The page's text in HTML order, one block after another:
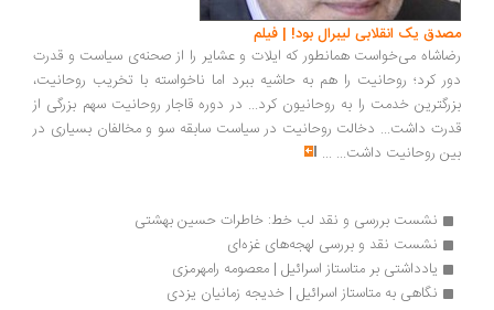
مصدق یک انقلابی لیبرال بود! | فیلم
رضاشاه می‌خواست همانطور که ایلات و عشایر را از صحنه‌ی سیاست و قدرت
دور کرد؛ روحانیت را هم به حاشیه ببرد اما ناخواسته با تخریب روحانیت،
بزرگترین خدمت را به روحانیون کرد... در دوره قاجار روحانیت سهم بزرگی از
قدرت داشت... دخالت روحانیت در سیاست سابقه سو و مخالفان بسیاری در
بین روحانیت داشت... ...
نشست بررسی و نقد لب خط: خاطرات حسین بهشتی
نشست نقد و بررسی لهجه‌های غزه‌ای
یادداشتی بر متاستاز اسرائیل | معصومه رامهرمزی
نگاهی به متاستاز اسرائیل | خدیجه زمانیان یزدی